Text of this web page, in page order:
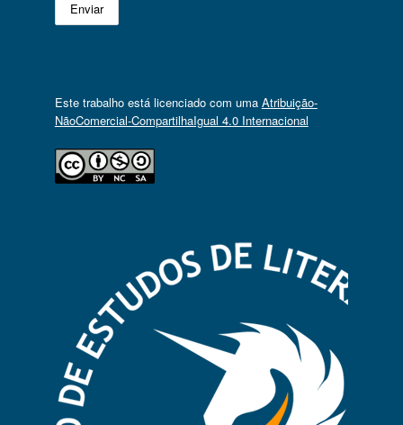
Este trabalho está licenciado com uma Atribuição-
NãoComercial-CompartilhaIgual 4.0 Internacional